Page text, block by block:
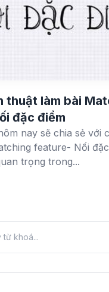
thuật làm bài
đặc điểm
nay sẽ chia sẻ với
feature- Nối
trọng trong...